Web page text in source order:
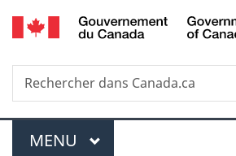
Passer
au
principal
Recherche
Rechercher
dans
Menu
MENU PRINCIPAL